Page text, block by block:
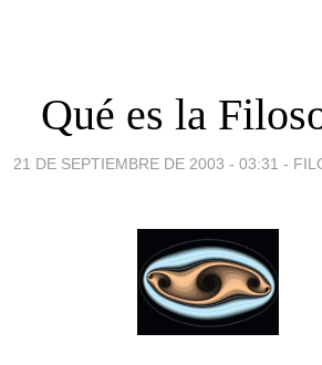
Qué es la
21 DE SEPTIEMBRE DE 2003 - 03:31 -